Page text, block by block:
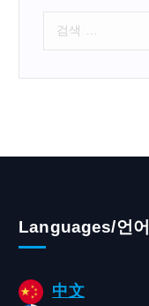
Languages/언어
中文